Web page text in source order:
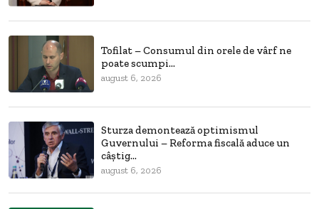
Tofilat – Consumul din orele de vârf ne
poate scumpi...
august 6, 2026
Sturza demontează optimismul
Guvernului – Reforma fiscală aduce un
câștig...
august 6, 2026